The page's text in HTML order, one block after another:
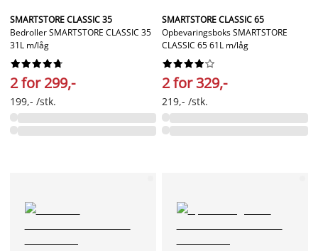
SMARTSTORE CLASSIC 35
Bedroller SMARTSTORE CLASSIC 35
31L m/låg






2 for 299,-
199,- /stk.
SMARTSTORE CLASSIC 65
Opbevaringsboks SMARTSTORE
CLASSIC 65 61L m/låg






2 for 329,-
219,- /stk.